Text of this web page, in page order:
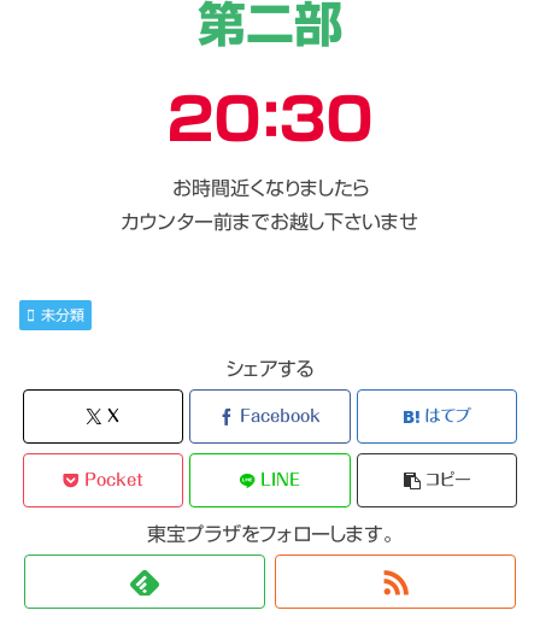
第二部
２０：３０
お時間近くなりましたら
カウンター前までお越し下さいませ
未分類
シェアする
X Facebook はてブ
Pocket LINE コピー
東宝プラザをフォローします。